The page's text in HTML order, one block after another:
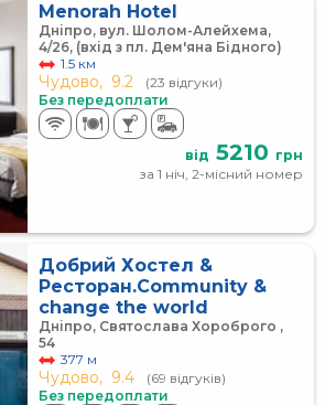
Menorah Hotel
Дніпро, вул. Шолом-Алейхема,
4/26, (вхід з пл. Дем'яна Бідного)
1.5 км
Чудово, 9.2
(23 відгуки)
Без передоплати
від 5210 грн
за 1 ніч, 2-місний номер
Добрий Хостел &
Ресторан.Сommunity &
change the world
Дніпро, Святослава Хороброго ,
54
377 м
Чудово, 9.4
(69 відгуків)
Без передоплати